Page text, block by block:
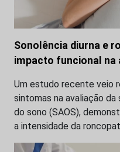
Sonolência diurna e
impacto funcional na
Um estudo recente veio
sintomas na avaliação
do sono (SAOS),
a intensidade da